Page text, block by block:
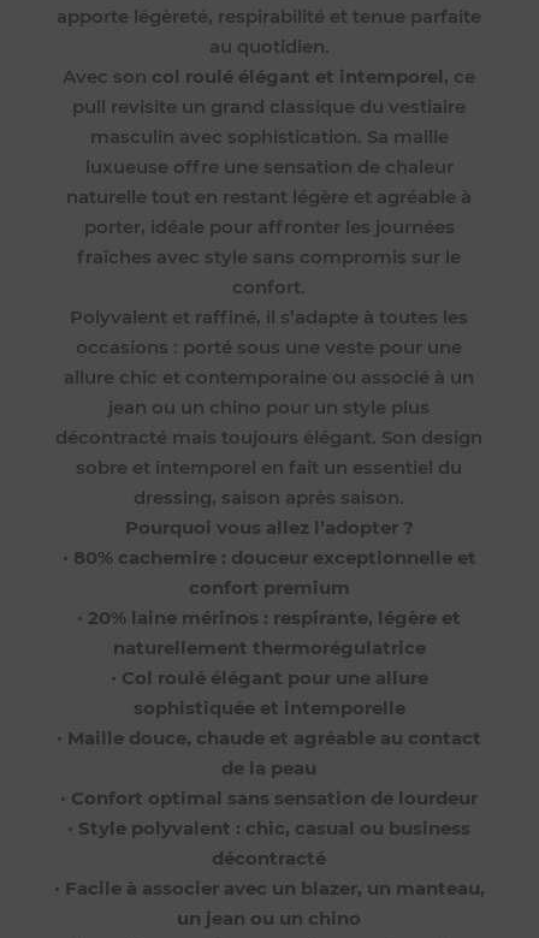
apporte légèreté, respirabilité et tenue parfaite
au quotidien.
Avec son col roulé élégant et intemporel, ce
pull revisite un grand classique du vestiaire
masculin avec sophistication. Sa maille
luxueuse offre une sensation de chaleur
naturelle tout en restant légère et agréable à
porter, idéale pour affronter les journées
fraîches avec style sans compromis sur le
confort.
Polyvalent et raffiné, il s’adapte à toutes les
occasions : porté sous une veste pour une
allure chic et contemporaine ou associé à un
jean ou un chino pour un style plus
décontracté mais toujours élégant. Son design
sobre et intemporel en fait un essentiel du
dressing, saison après saison.
Pourquoi vous allez l’adopter ?
• 80% cachemire : douceur exceptionnelle et
confort premium
• 20% laine mérinos : respirante, légère et
naturellement thermorégulatrice
• Col roulé élégant pour une allure
sophistiquée et intemporelle
• Maille douce, chaude et agréable au contact
de la peau
• Confort optimal sans sensation de lourdeur
• Style polyvalent : chic, casual ou business
décontracté
• Facile à associer avec un blazer, un manteau,
un jean ou un chino